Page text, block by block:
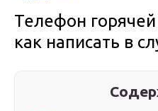
Телефон
как написать в